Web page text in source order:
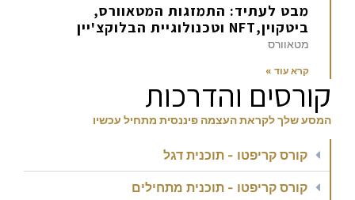
מבט לעתיד: התמזגות המטאוורס,
ביטקוין,NFT וטכנולוגיית הבלוקצ'יין
מטאוורס
קרא עוד »
קורסים והדרכות
המסע שלך לקראת העצמה פיננסית מתחיל עכשיו
קורס קריפטו - תוכנית דגל
קורס קריפטו - תוכנית מתחילים